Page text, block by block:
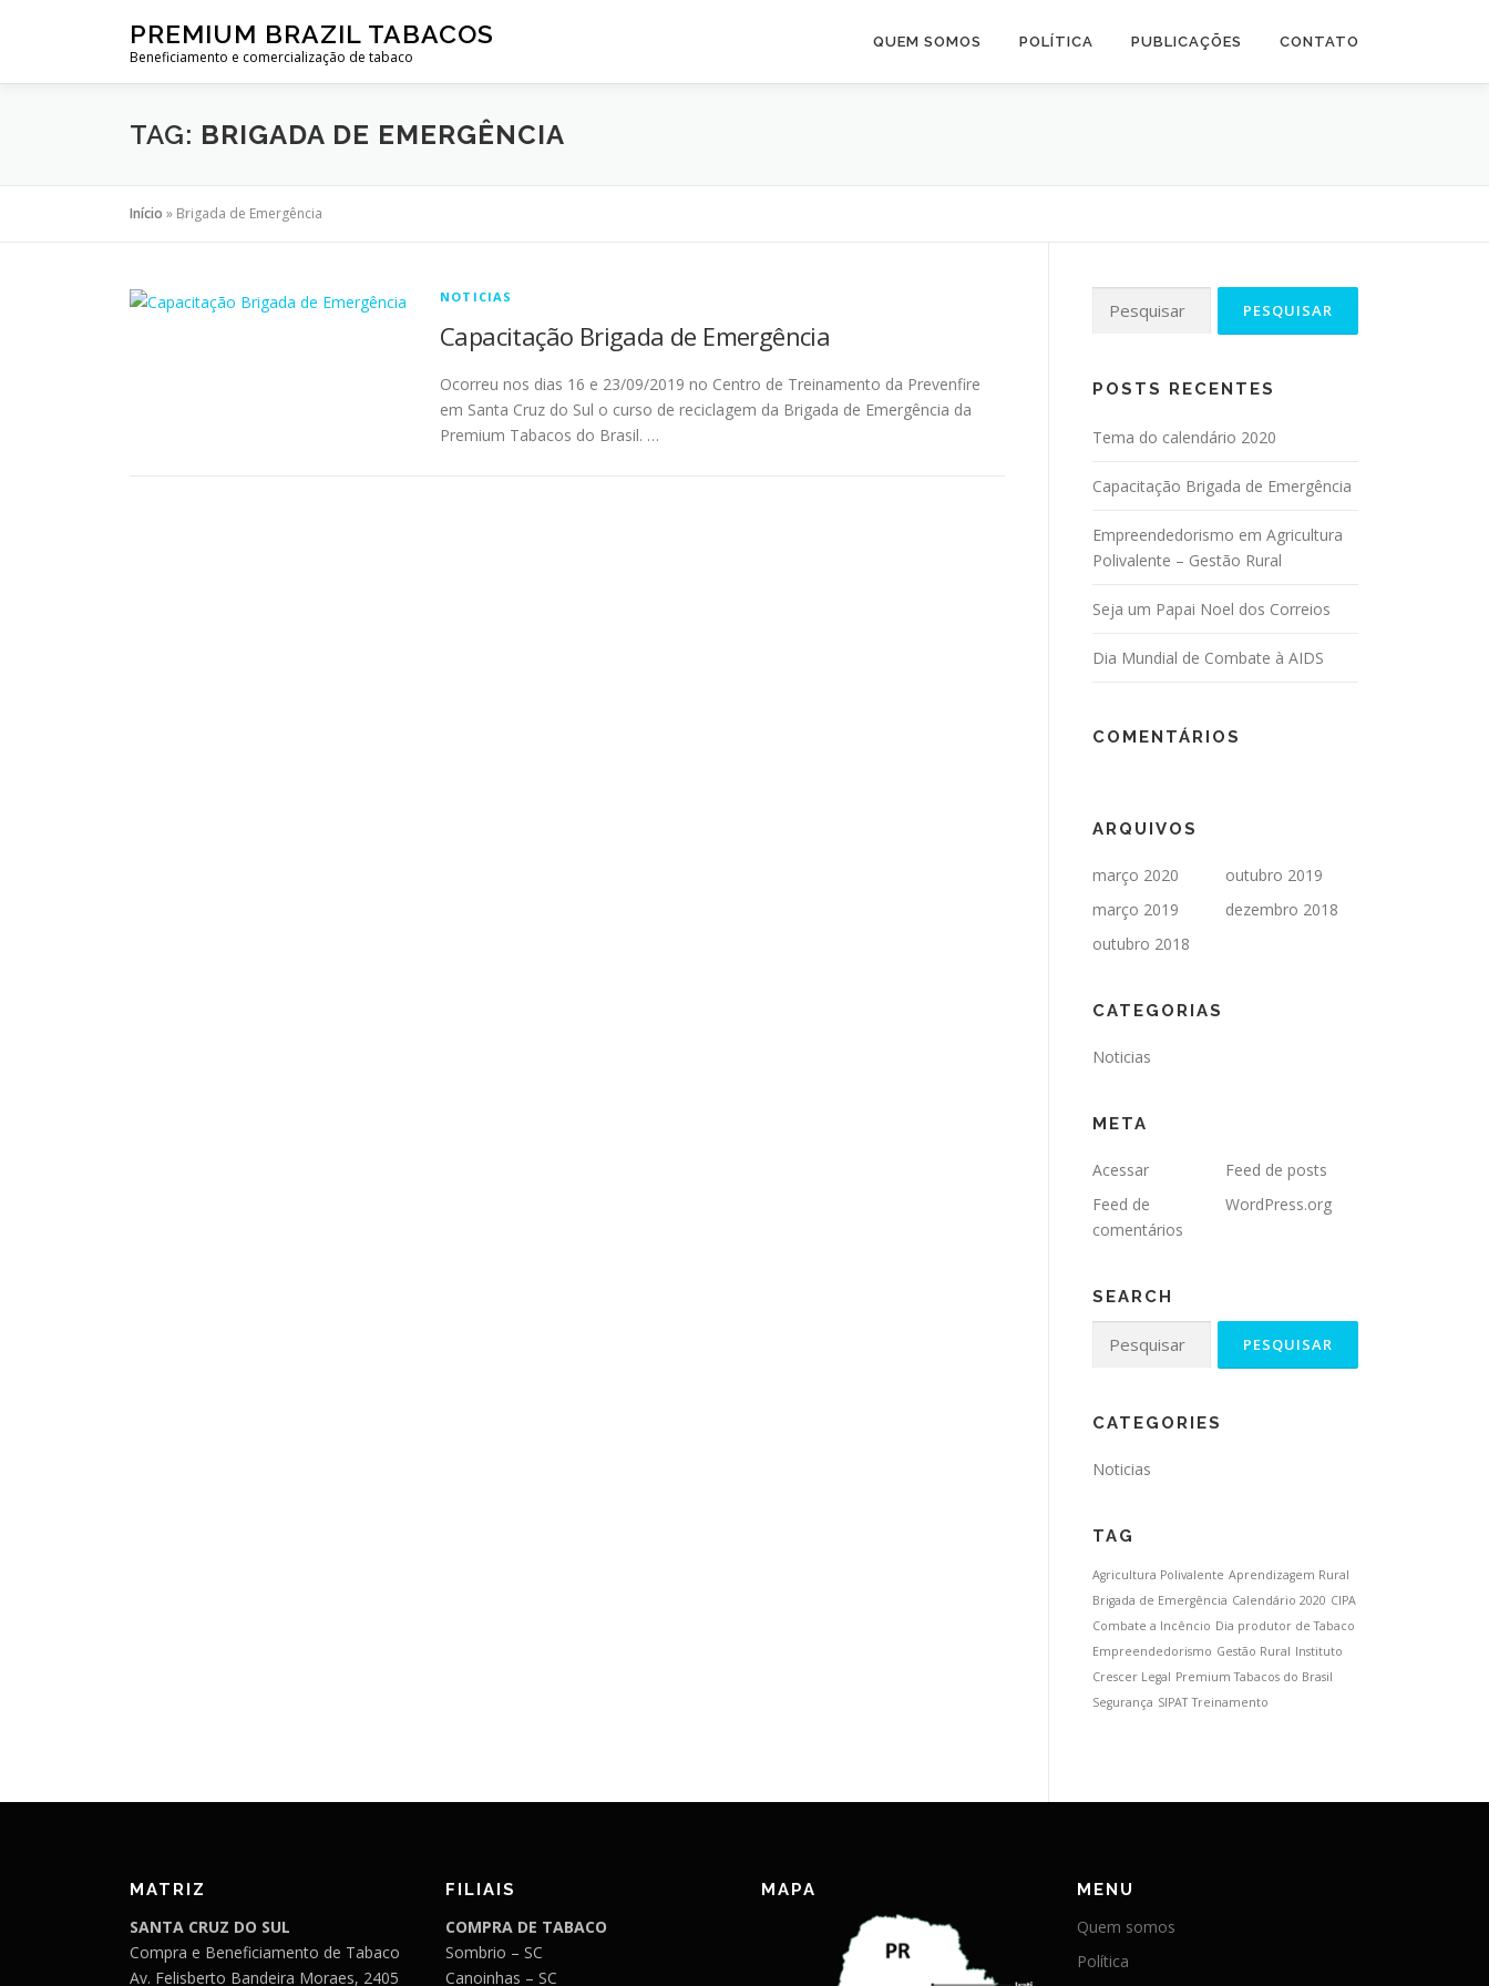
PREMIUM BRAZIL TABACOS
Beneficiamento e comercialização de tabaco
QUEM SOMOS POLÍTICA PUBLICAÇÕES CONTATO
TAG: BRIGADA DE EMERGÊNCIA
Início » Brigada de Emergência
NOTICIAS
Capacitação Brigada de Emergência
Ocorreu nos dias 16 e 23/09/2019 no Centro de Treinamento da Prevenfire
em Santa Cruz do Sul o curso de reciclagem da Brigada de Emergência da
Premium Tabacos do Brasil. …
POSTS RECENTES
Tema do calendário 2020
Capacitação Brigada de Emergência
Empreendedorismo em Agricultura
Polivalente – Gestão Rural
Seja um Papai Noel dos Correios
Dia Mundial de Combate à AIDS
COMENTÁRIOS
ARQUIVOS
março 2020
outubro 2019
março 2019
dezembro 2018
outubro 2018
CATEGORIAS
Noticias
META
Acessar
Feed de posts
Feed de
comentários
WordPress.org
SEARCH
CATEGORIES
Noticias
TAG
Agricultura Polivalente Aprendizagem Rural
Brigada de Emergência Calendário 2020 CIPA
Combate a Incêncio Dia produtor de Tabaco
Empreendedorismo Gestão Rural Instituto
Crescer Legal Premium Tabacos do Brasil
Segurança SIPAT Treinamento
MATRIZ
SANTA CRUZ DO SUL
Compra e Beneficiamento de Tabaco
Av. Felisberto Bandeira Moraes, 2405
FILIAIS
COMPRA DE TABACO
Sombrio – SC
Canoinhas – SC
MAPA MENU
Quem somos
Política